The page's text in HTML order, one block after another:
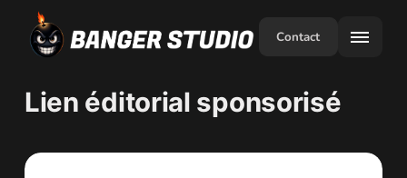
Contact
Lien éditorial sponsorisé